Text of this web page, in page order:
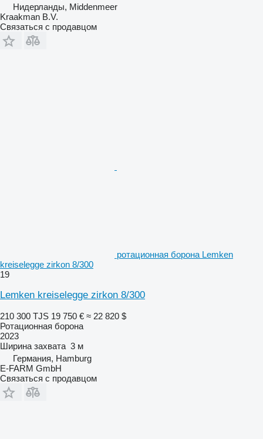
Нидерланды, Middenmeer
Kraakman B.V.
Связаться с продавцом
ротационная борона Lemken
kreiselegge zirkon 8/300
19
Lemken kreiselegge zirkon 8/300
210 300 TJS 19 750 € ≈ 22 820 $
Ротационная борона
2023
Ширина захвата 3 м
Германия, Hamburg
E-FARM GmbH
Связаться с продавцом